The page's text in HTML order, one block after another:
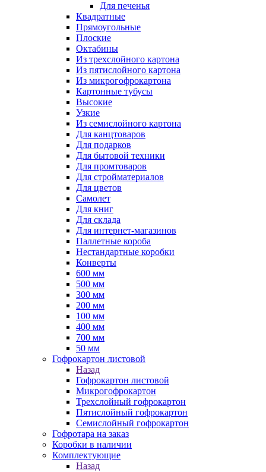
Для печенья
Квадратные
Прямоугольные
Плоские
Октабины
Из трехслойного картона
Из пятислойного картона
Из микрогофрокартона
Картонные тубусы
Высокие
Узкие
Из семислойного картона
Для канцтоваров
Для подарков
Для бытовой техники
Для промтоваров
Для стройматериалов
Для цветов
Самолет
Для книг
Для склада
Для интернет-магазинов
Паллетные короба
Нестандартные коробки
Конверты
600 мм
500 мм
300 мм
200 мм
100 мм
400 мм
700 мм
50 мм
Гофрокартон листовой
Назад
Гофрокартон листовой
Микрогофрокартон
Трехслойный гофрокартон
Пятислойный гофрокартон
Семислойный гофрокартон
Гофротара на заказ
Коробки в наличии
Комплектующие
Назад